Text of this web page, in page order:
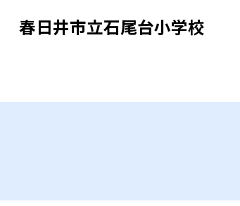
春日井市立石尾台小学校